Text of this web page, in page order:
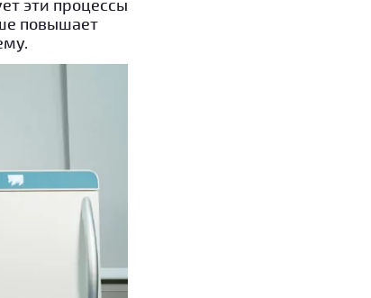
эти процессы
повышает